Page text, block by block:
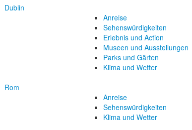
Dublin
Anreise
Sehenswürdigkeiten
Erlebnis und Action
Museen und Ausstellungen
Parks und Gärten
Klima und Wetter
Rom
Anreise
Sehenswürdigkeiten
Klima und Wetter